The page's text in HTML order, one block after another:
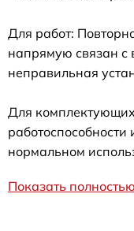
Для работ:
напрямую связан с
неправильная
Для
нормальном
Показать полностью